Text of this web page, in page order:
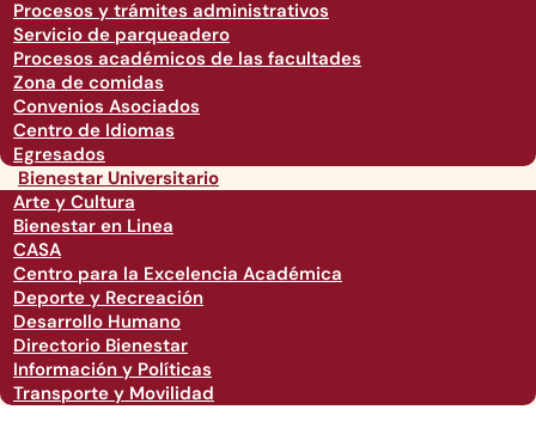
Procesos y trámites administrativos
Servicio de parqueadero
Procesos académicos de las facultades
Zona de comidas
Convenios Asociados
Centro de Idiomas
Egresados
Bienestar Universitario
Arte y Cultura
Bienestar en Linea
CASA
Centro para la Excelencia Académica
Deporte y Recreación
Desarrollo Humano
Directorio Bienestar
Información y Políticas
Transporte y Movilidad